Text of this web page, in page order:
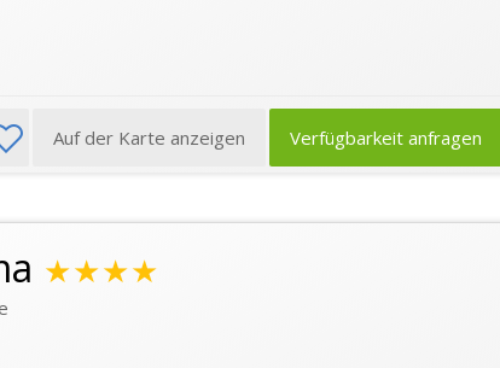
Verfügbarkeit anfragen
Auf der Karte anzeigen
★★★★